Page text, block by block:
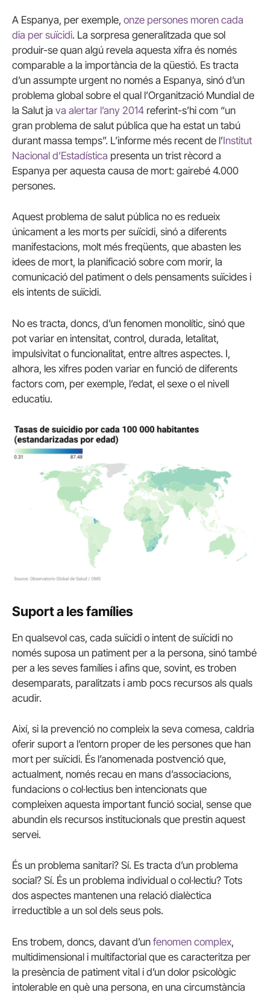
A Espanya, per exemple, onze persones moren cada
dia per suïcidi. La sorpresa generalitzada que sol
produir-se quan algú revela aquesta xifra és només
comparable a la importància de la qüestió. Es tracta
d’un assumpte urgent no només a Espanya, sinó d’un
problema global sobre el qual l’Organització Mundial de
la Salut ja va alertar l’any 2014 referint-s’hi com “un
gran problema de salut pública que ha estat un tabú
durant massa temps”. L’informe més recent de l’Institut
Nacional d’Estadística presenta un trist rècord a
Espanya per aquesta causa de mort: gairebé 4.000
persones.
Aquest problema de salut pública no es redueix
únicament a les morts per suïcidi, sinó a diferents
manifestacions, molt més freqüents, que abasten les
idees de mort, la planificació sobre com morir, la
comunicació del patiment o dels pensaments suïcides i
els intents de suïcidi.
No es tracta, doncs, d’un fenomen monolític, sinó que
pot variar en intensitat, control, durada, letalitat,
impulsivitat o funcionalitat, entre altres aspectes. I,
alhora, les xifres poden variar en funció de diferents
factors com, per exemple, l’edat, el sexe o el nivell
educatiu.
Suport a les famílies
En qualsevol cas, cada suïcidi o intent de suïcidi no
només suposa un patiment per a la persona, sinó també
per a les seves famílies i afins que, sovint, es troben
desemparats, paralitzats i amb pocs recursos als quals
acudir.
Així, si la prevenció no compleix la seva comesa, caldria
oferir suport a l’entorn proper de les persones que han
mort per suïcidi. És l’anomenada postvenció que,
actualment, només recau en mans d’associacions,
fundacions o col·lectius ben intencionats que
compleixen aquesta important funció social, sense que
abundin els recursos institucionals que prestin aquest
servei.
És un problema sanitari? Sí. Es tracta d’un problema
social? Sí. És un problema individual o col·lectiu? Tots
dos aspectes mantenen una relació dialèctica
irreductible a un sol dels seus pols.
Ens trobem, doncs, davant d’un fenomen complex,
multidimensional i multifactorial que es caracteritza per
la presència de patiment vital i d’un dolor psicològic
intolerable en què una persona, en una circumstància